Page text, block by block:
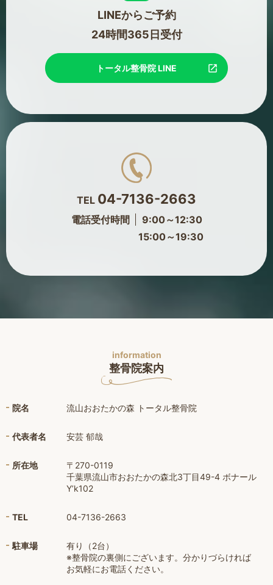
LINEからご予約
24時間365日受付
トータル整骨院 LINE
TEL 04-7136-2663
電話受付時間
9:00～12:30
15:00～19:30
information
整骨院案内
院名 流山おおたかの森 トータル整骨院
代表者名 安芸 郁哉
所在地
〒270-0119
千葉県流山市おおたかの森北3丁目49-4 ボナール
Y’k102
TEL 04-7136-2663
駐車場
有り（2台）
※整骨院の裏側にございます。分かりづらければ
お気軽にお電話ください。